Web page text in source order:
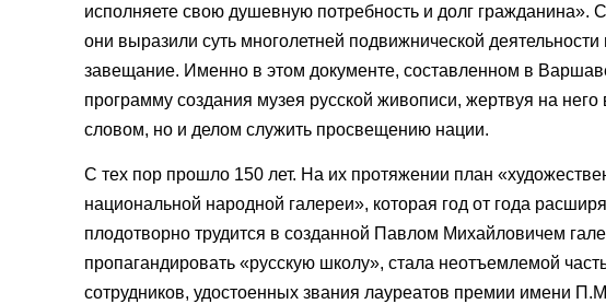
исполняете свою душевную потребность и долг
они выразили суть многолетней подвижнической
завещание. Именно в этом документе, составленном в
программу создания музея русской живописи, жертвуя на
словом, но и делом служить просвещению нации.
С тех пор прошло 150 лет. На их протяжении план
национальной народной галереи», которая год от года
плодотворно трудится в созданной Павлом Михайловичем
пропагандировать «русскую школу», стала неотъемлемой
сотрудников, удостоенных звания лауреатов премии имени